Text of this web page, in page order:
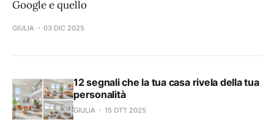
Google e quello
GIULIA 03 DIC 2025
12 segnali che la tua casa rivela della tua
personalità
GIULIA 15 OTT 2025